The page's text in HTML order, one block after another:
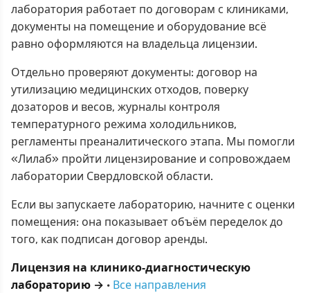
лаборатория работает по договорам с клиниками,
документы на помещение и оборудование всё
равно оформляются на владельца лицензии.
Отдельно проверяют документы: договор на
утилизацию медицинских отходов, поверку
дозаторов и весов, журналы контроля
температурного режима холодильников,
регламенты преаналитического этапа. Мы помогли
«Лилаб» пройти лицензирование и сопровождаем
лаборатории Свердловской области.
Если вы запускаете лабораторию, начните с оценки
помещения: она показывает объём переделок до
того, как подписан договор аренды.
Лицензия на клинико-диагностическую
лабораторию → · Все направления